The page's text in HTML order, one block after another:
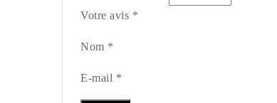
Votre avis *
Nom *
E-mail *